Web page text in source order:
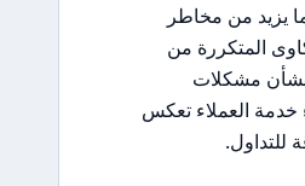
يزيد من مخاطر
المتكررة من
مشكلات
العملاء تعكس
للتداول.